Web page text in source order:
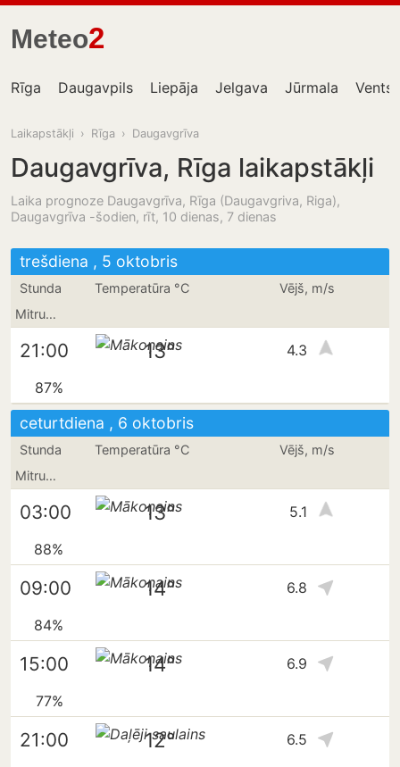
Meteo2
Rīga Daugavpils Liepāja Jelgava Jūrmala
Laikapstākļi › Rīga › Daugavgrīva
Daugavgrīva, Rīga laikapstākļi
Laika prognoze Daugavgrīva, Rīga (Daugavgriva, Riga),
Daugavgrīva -šodien, rīt, 10 dienas, 7 dienas
trešdiena , 5 oktobris
Stunda Temperatūra °C
Vējš, m/s
Mitrums
21:00 13° 4.3
87%
ceturtdiena , 6 oktobris
Stunda Temperatūra °C
Vējš, m/s
Mitrums
03:00 13° 5.1
88%
09:00 14° 6.8
84%
15:00 14° 6.9
77%
21:00 12° 6.5